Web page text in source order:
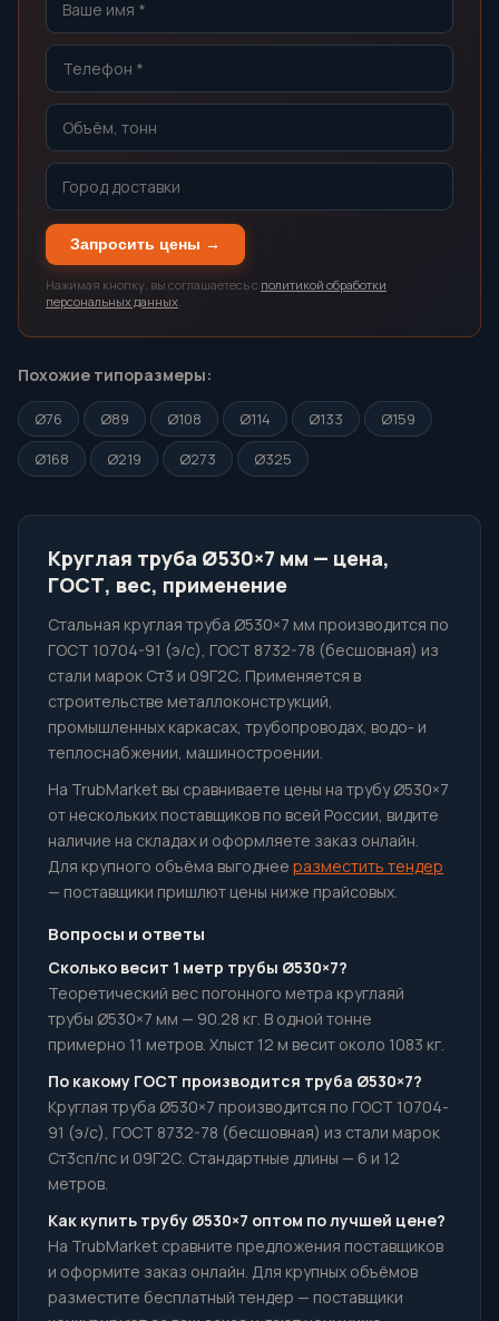
Запросить цены →
Нажимая кнопку, вы соглашаетесь с политикой обработки
персональных данных.
Похожие типоразмеры:
Ø76 Ø89 Ø108 Ø114 Ø133
Ø159
Ø168
Ø219 Ø273 Ø325
Круглая труба Ø530×7 мм — цена,
ГОСТ, вес, применение
Стальная круглая труба Ø530×7 мм производится по
ГОСТ 10704-91 (э/с), ГОСТ 8732-78 (бесшовная) из
стали марок Ст3 и 09Г2С. Применяется в
строительстве металлоконструкций,
промышленных каркасах, трубопроводах, водо- и
теплоснабжении, машиностроении.
На TrubMarket вы сравниваете цены на трубу Ø530×7
от нескольких поставщиков по всей России, видите
наличие на складах и оформляете заказ онлайн.
Для крупного объёма выгоднее разместить тендер
— поставщики пришлют цены ниже прайсовых.
Вопросы и ответы
Сколько весит 1 метр трубы Ø530×7?
Теоретический вес погонного метра круглаяй
трубы Ø530×7 мм — 90.28 кг. В одной тонне
примерно 11 метров. Хлыст 12 м весит около 1083 кг.
По какому ГОСТ производится труба Ø530×7?
Круглая труба Ø530×7 производится по ГОСТ 10704-
91 (э/с), ГОСТ 8732-78 (бесшовная) из стали марок
Ст3сп/пс и 09Г2С. Стандартные длины — 6 и 12
метров.
Как купить трубу Ø530×7 оптом по лучшей цене?
На TrubMarket сравните предложения поставщиков
и оформите заказ онлайн. Для крупных объёмов
разместите бесплатный тендер — поставщики